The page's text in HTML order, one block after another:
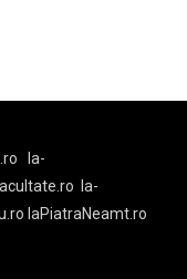
la-
la-
laPiatraNeamt.ro